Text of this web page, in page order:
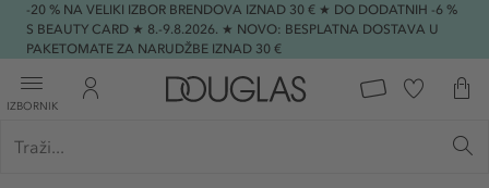
-20 % NA VELIKI IZBOR BRENDOVA IZNAD 30 € ★ DO DODATNIH -6 %
S BEAUTY CARD ★ 8.-9.8.2026. ★ NOVO: BESPLATNA DOSTAVA U
PAKETOMATE ZA NARUDŽBE IZNAD 30 €
IZBORNIK